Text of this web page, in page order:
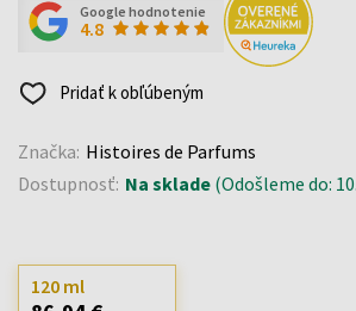
Google hodnotenie
4.8
Pridať k obľúbeným
Značka: Histoires de Parfums
Dostupnosť: Na sklade (Odošleme do:
120 ml